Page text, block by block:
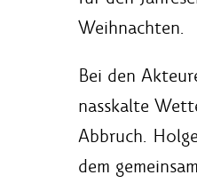
Weihnachten.
Bei den
nasskalte
Abbruch.
dem